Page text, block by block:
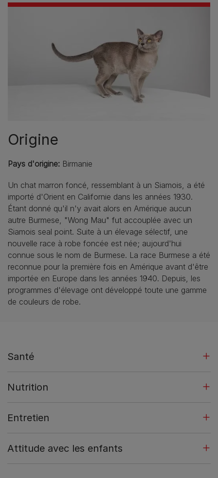
Origine
Pays d'origine: Birmanie
Un chat marron foncé, ressemblant à un Siamois, a été
importé d'Orient en Californie dans les années 1930.
Étant donné qu'il n'y avait alors en Amérique aucun
autre Burmese, "Wong Mau" fut accouplée avec un
Siamois seal point. Suite à un élevage sélectif, une
nouvelle race à robe foncée est née; aujourd'hui
connue sous le nom de Burmese. La race Burmese a été
reconnue pour la première fois en Amérique avant d'être
importée en Europe dans les années 1940. Depuis, les
programmes d'élevage ont développé toute une gamme
de couleurs de robe.
Santé
Nutrition
Entretien
Attitude avec les enfants